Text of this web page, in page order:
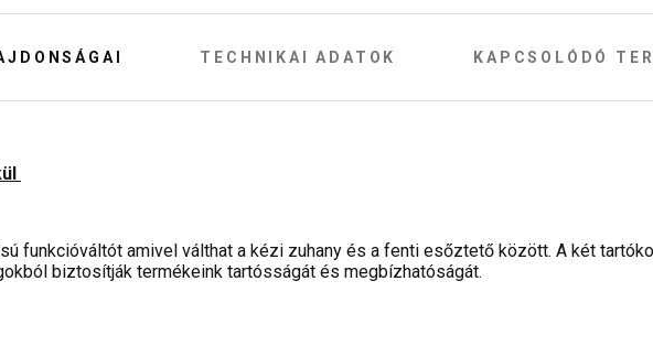
TECHNIKAI ADATOK KAPCSOLÓDÓ
funkcióváltót amivel válthat a kézi zuhany és a fenti esőztető között. A két
biztosítják termékeink tartósságát és megbízhatóságát.